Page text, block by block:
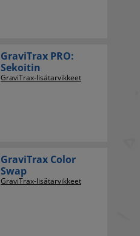
GraviTrax PRO:
Sekoitin
GraviTrax-lisätarvikkeet
GraviTrax Color
Swap
GraviTrax-lisätarvikkeet